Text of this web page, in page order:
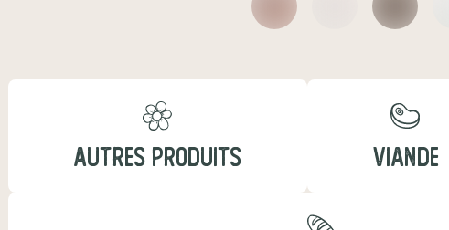
AUTRES PRODUITS VIANDE